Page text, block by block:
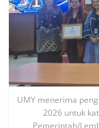
UMY menerima
2026 untuk
Pemerintah/